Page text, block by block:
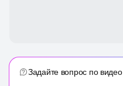
Задайте вопрос по видео